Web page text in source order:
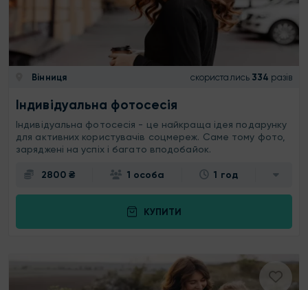
Вінниця скористались 334 разів
Індивідуальна фотосесія
Індивідуальна фотосесія - це найкраща ідея подарунку
для активних користувачів соцмереж. Саме тому фото,
заряджені на успіх і багато вподобайок.
2800 ₴ 1 особа 1 год
КУПИТИ